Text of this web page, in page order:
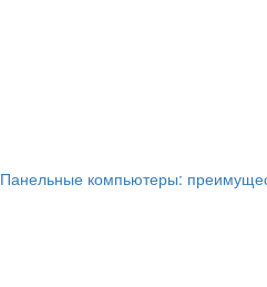
Панельные компьютеры: